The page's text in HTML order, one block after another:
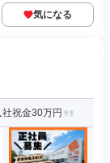
気になる
祝金30万円